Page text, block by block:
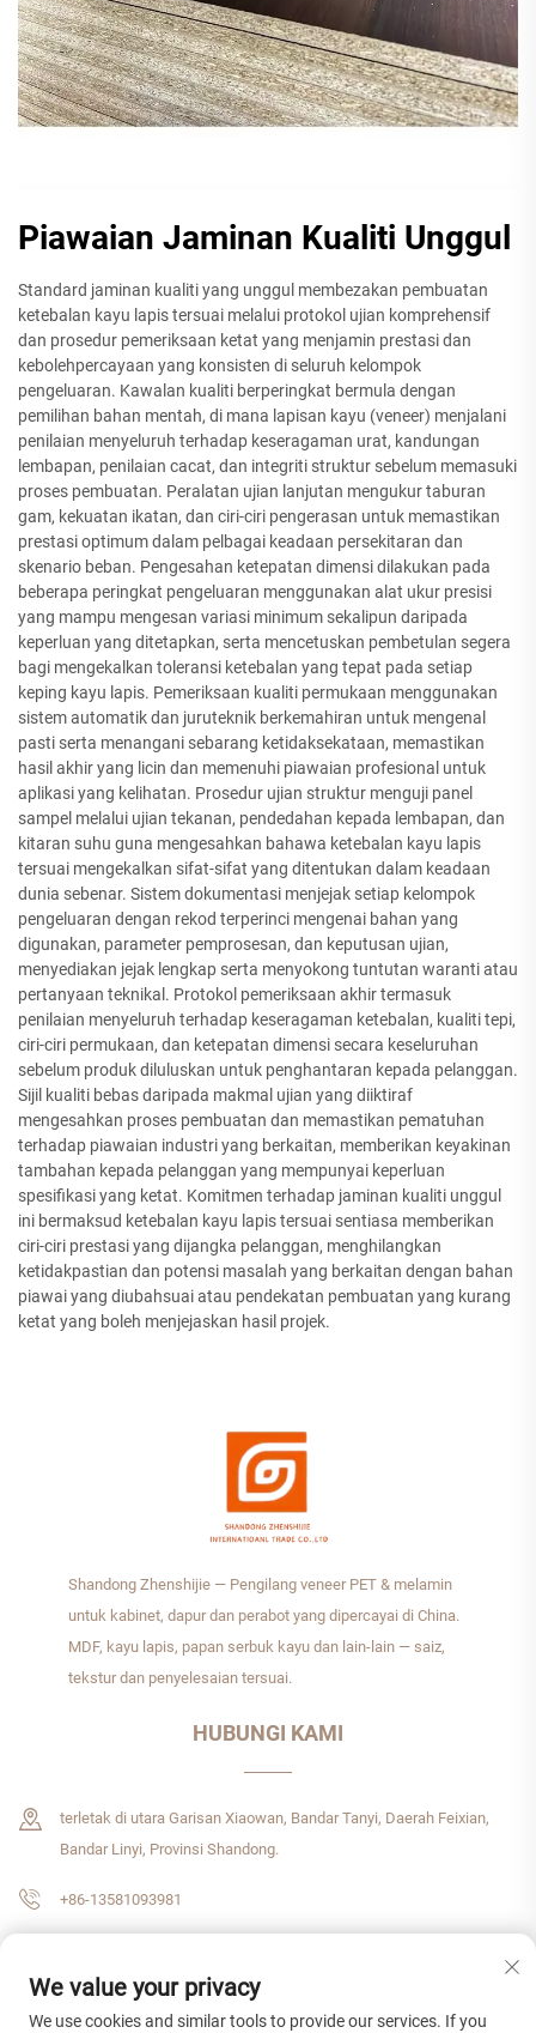
Piawaian Jaminan Kualiti Unggul
Standard jaminan kualiti yang unggul membezakan pembuatan
ketebalan kayu lapis tersuai melalui protokol ujian komprehensif
dan prosedur pemeriksaan ketat yang menjamin prestasi dan
kebolehpercayaan yang konsisten di seluruh kelompok
pengeluaran. Kawalan kualiti berperingkat bermula dengan
pemilihan bahan mentah, di mana lapisan kayu (veneer) menjalani
penilaian menyeluruh terhadap keseragaman urat, kandungan
lembapan, penilaian cacat, dan integriti struktur sebelum memasuki
proses pembuatan. Peralatan ujian lanjutan mengukur taburan
gam, kekuatan ikatan, dan ciri-ciri pengerasan untuk memastikan
prestasi optimum dalam pelbagai keadaan persekitaran dan
skenario beban. Pengesahan ketepatan dimensi dilakukan pada
beberapa peringkat pengeluaran menggunakan alat ukur presisi
yang mampu mengesan variasi minimum sekalipun daripada
keperluan yang ditetapkan, serta mencetuskan pembetulan segera
bagi mengekalkan toleransi ketebalan yang tepat pada setiap
keping kayu lapis. Pemeriksaan kualiti permukaan menggunakan
sistem automatik dan juruteknik berkemahiran untuk mengenal
pasti serta menangani sebarang ketidaksekataan, memastikan
hasil akhir yang licin dan memenuhi piawaian profesional untuk
aplikasi yang kelihatan. Prosedur ujian struktur menguji panel
sampel melalui ujian tekanan, pendedahan kepada lembapan, dan
kitaran suhu guna mengesahkan bahawa ketebalan kayu lapis
tersuai mengekalkan sifat-sifat yang ditentukan dalam keadaan
dunia sebenar. Sistem dokumentasi menjejak setiap kelompok
pengeluaran dengan rekod terperinci mengenai bahan yang
digunakan, parameter pemprosesan, dan keputusan ujian,
menyediakan jejak lengkap serta menyokong tuntutan waranti atau
pertanyaan teknikal. Protokol pemeriksaan akhir termasuk
penilaian menyeluruh terhadap keseragaman ketebalan, kualiti tepi,
ciri-ciri permukaan, dan ketepatan dimensi secara keseluruhan
sebelum produk diluluskan untuk penghantaran kepada pelanggan.
Sijil kualiti bebas daripada makmal ujian yang diiktiraf
mengesahkan proses pembuatan dan memastikan pematuhan
terhadap piawaian industri yang berkaitan, memberikan keyakinan
tambahan kepada pelanggan yang mempunyai keperluan
spesifikasi yang ketat. Komitmen terhadap jaminan kualiti unggul
ini bermaksud ketebalan kayu lapis tersuai sentiasa memberikan
ciri-ciri prestasi yang dijangka pelanggan, menghilangkan
ketidakpastian dan potensi masalah yang berkaitan dengan bahan
piawai yang diubahsuai atau pendekatan pembuatan yang kurang
ketat yang boleh menjejaskan hasil projek.
Shandong Zhenshijie — Pengilang veneer PET & melamin
untuk kabinet, dapur dan perabot yang dipercayai di China.
MDF, kayu lapis, papan serbuk kayu dan lain-lain — saiz,
tekstur dan penyelesaian tersuai.
HUBUNGI KAMI
terletak di utara Garisan Xiaowan, Bandar Tanyi, Daerah Feixian,
Bandar Linyi, Provinsi Shandong.
+86-13581093981
We value your privacy
We use cookies and similar tools to provide our services. If you